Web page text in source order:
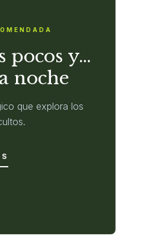
pocos y…
noche
que explora los